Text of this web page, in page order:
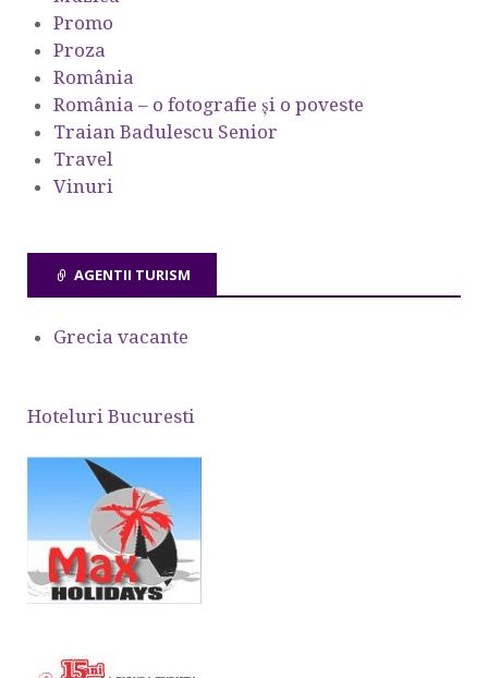
Promo
Proza
România
România – o fotografie şi o poveste
Traian Badulescu Senior
Travel
Vinuri
AGENTII TURISM
Grecia vacante
Hoteluri Bucuresti